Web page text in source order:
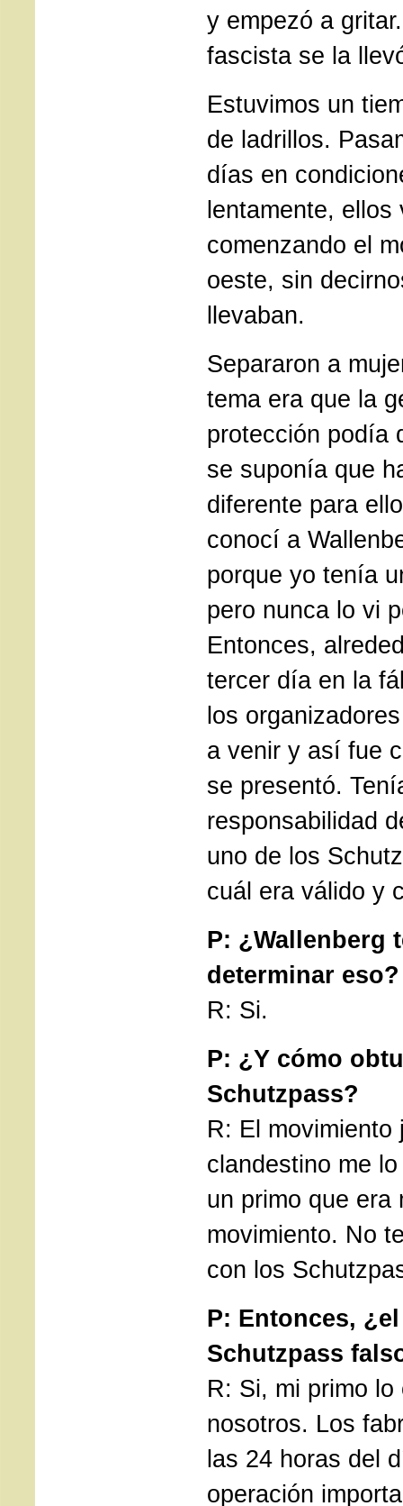
y empezó a
fascista se la
Estuvimos un
de ladrillos.
días en
lentamente, ellos
comenzando el
oeste, sin
llevaban.
Separaron a
tema era que la
protección podía
se suponía que
diferente para
conocí a
porque yo tenía
pero nunca lo vi
Entonces,
tercer día en la
los
a venir y así fue
se presentó.
responsabilidad
uno de los
cuál era válido y
P: ¿Wallenberg
determinar eso?
R: Si.
P: ¿Y cómo
Schutzpass?
R: El movimiento
clandestino me
un primo que era
movimiento. No
con los
P: Entonces,
Schutzpass
R: Si, mi primo
nosotros. Los
las 24 horas del
operación